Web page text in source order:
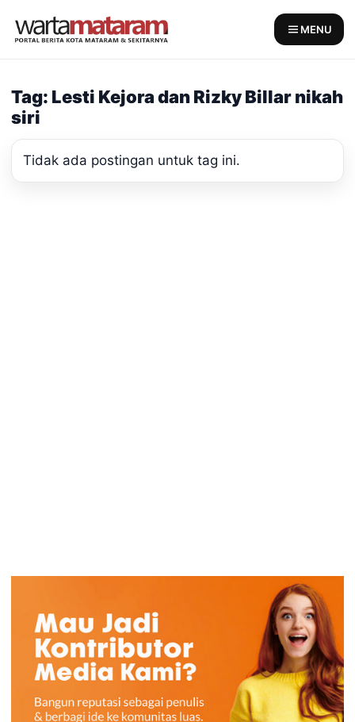
MENU
Tag: Lesti Kejora dan Rizky Billar nikah
siri
Tidak ada postingan untuk tag ini.